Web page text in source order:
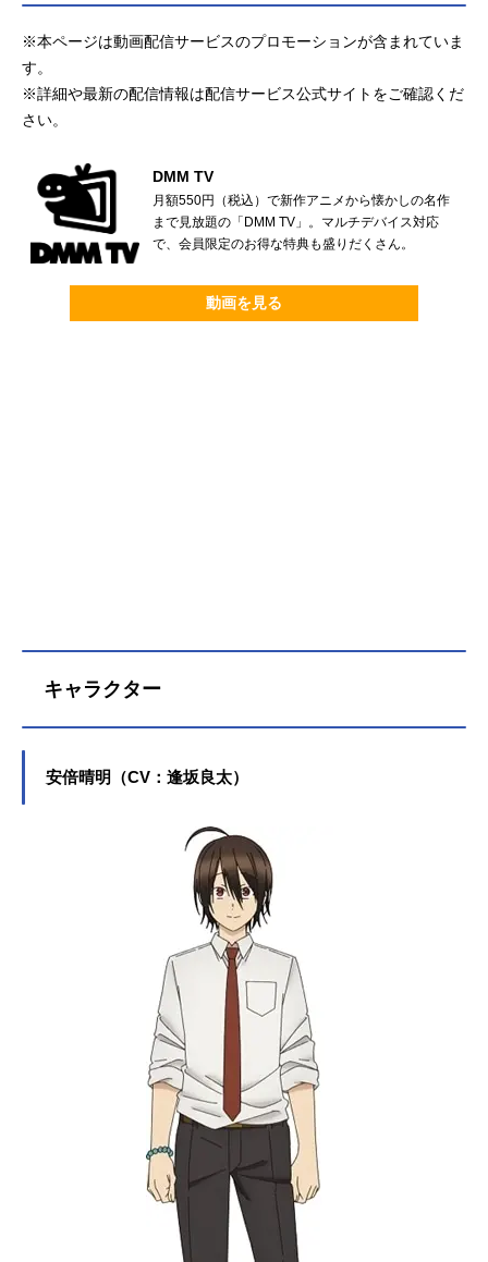
※本ページは動画配信サービスのプロモーションが含まれていま
す。
※詳細や最新の配信情報は配信サービス公式サイトをご確認くだ
さい。
DMM TV
月額550円（税込）で新作アニメから懐かしの名作
まで見放題の「DMM TV」。マルチデバイス対応
で、会員限定のお得な特典も盛りだくさん。
動画を見る
キャラクター
安倍晴明（CV：逢坂良太）